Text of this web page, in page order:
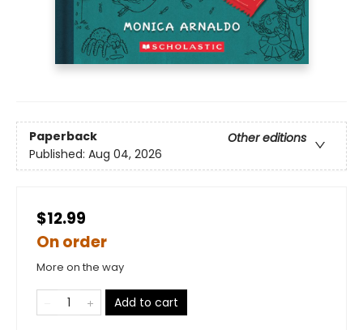
Paperback
Other editions
Published: Aug 04, 2026
$12.99
On order
More on the way
Add to cart